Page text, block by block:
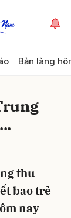
Bản làng
thu
bao trẻ
nay